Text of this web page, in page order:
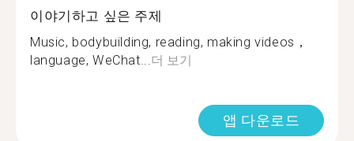
이야기하고 싶은 주제
Music, bodybuilding, reading, making videos，
language, WeChat... 더 보기
앱 다운로드